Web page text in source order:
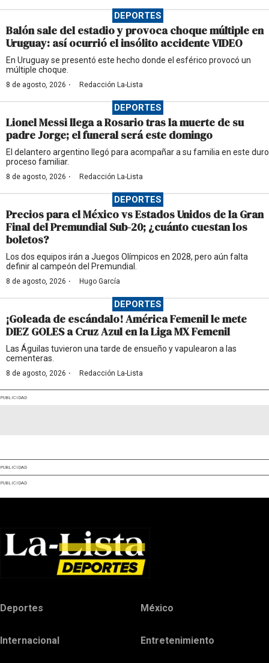
DEPORTES
Balón sale del estadio y provoca choque múltiple en
Uruguay: así ocurrió el insólito accidente VIDEO
En Uruguay se presentó este hecho donde el esférico provocó un
múltiple choque.
8 de agosto, 2026 · Redacción La-Lista
DEPORTES
Lionel Messi llega a Rosario tras la muerte de su
padre Jorge; el funeral será este domingo
El delantero argentino llegó para acompañar a su familia en este duro
proceso familiar.
8 de agosto, 2026 · Redacción La-Lista
DEPORTES
Precios para el México vs Estados Unidos de la Gran
Final del Premundial Sub-20; ¿cuánto cuestan los
boletos?
Los dos equipos irán a Juegos Olímpicos en 2028, pero aún falta
definir al campeón del Premundial.
8 de agosto, 2026 · Hugo García
DEPORTES
¡Goleada de escándalo! América Femenil le mete
DIEZ GOLES a Cruz Azul en la Liga MX Femenil
Las Águilas tuvieron una tarde de ensueño y vapulearon a las
cementeras.
8 de agosto, 2026 · Redacción La-Lista
PUBLICIDAD
PUBLICIDAD
PUBLICIDAD
Deportes México
Internacional Entretenimiento